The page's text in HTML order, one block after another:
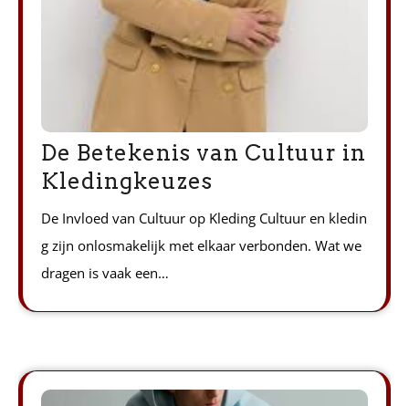
De Betekenis van Cultuur in
Kledingkeuzes
De Invloed van Cultuur op Kleding Cultuur en kledin
g zijn onlosmakelijk met elkaar verbonden. Wat we
dragen is vaak een…